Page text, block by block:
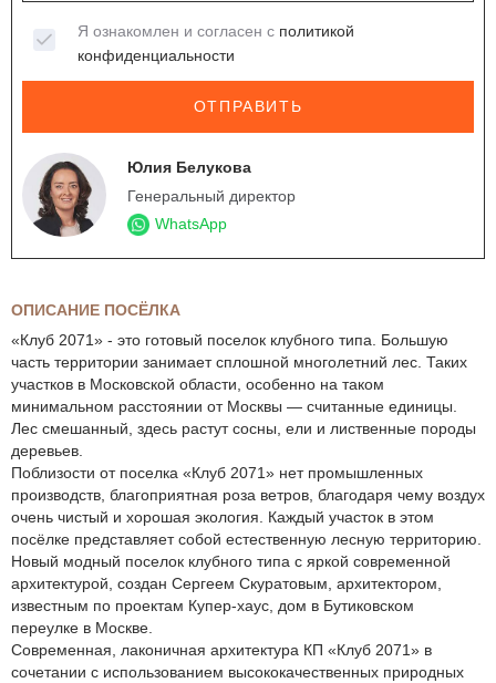
Я ознакомлен и согласен с политикой
конфиденциальности
ОТПРАВИТЬ
Юлия Белукова
Генеральный директор
WhatsApp
ОПИСАНИЕ ПОСЁЛКА
«Клуб 2071» - это готовый поселок клубного типа. Большую
часть территории занимает сплошной многолетний лес. Таких
участков в Московской области, особенно на таком
минимальном расстоянии от Москвы — считанные единицы.
Лес смешанный, здесь растут сосны, ели и лиственные породы
деревьев.
Поблизости от поселка «Клуб 2071» нет промышленных
производств, благоприятная роза ветров, благодаря чему воздух
очень чистый и хорошая экология. Каждый участок в этом
посёлке представляет собой естественную лесную территорию.
Новый модный поселок клубного типа с яркой современной
архитектурой, создан Сергеем Скуратовым, архитектором,
известным по проектам Купер-хаус, дом в Бутиковском
переулке в Москве.
Современная, лаконичная архитектура КП «Клуб 2071» в
сочетании с использованием высококачественных природных